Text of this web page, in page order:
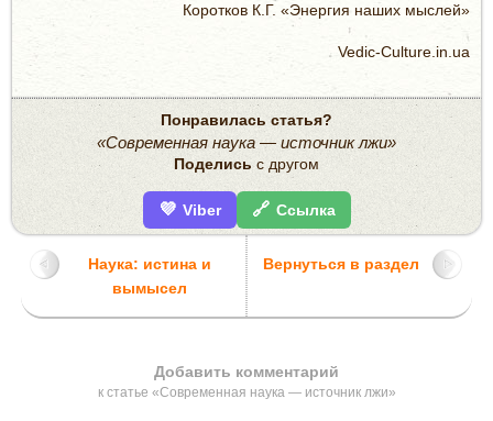
Коротков К.Г. «Энергия наших мыслей»
Vedic-Culture.in.ua
Понравилась статья?
«Современная наука — источник лжи»
Поделись с другом
💜 Viber 🔗 Ссылка
Наука: истина и
вымысел
Вернуться в раздел
Добавить комментарий
к статье «Современная наука — источник лжи»